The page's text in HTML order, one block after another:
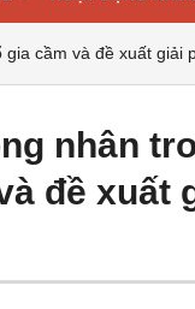
cầm và đề xuất giải
nhân
đề xuất